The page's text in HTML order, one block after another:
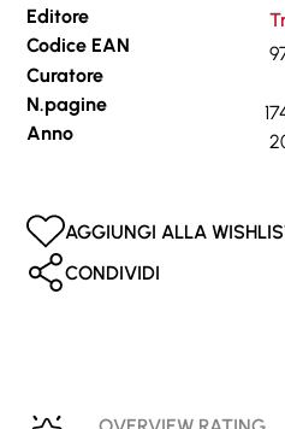
Editore
Codice EAN
Curatore
N.pagine
Anno
AGGIUNGI ALLA
CONDIVIDI